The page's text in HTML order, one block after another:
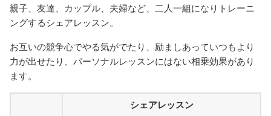
親子、友達、カップル、夫婦など、二人一組になりトレーニ
ングするシェアレッスン。
お互いの競争心でやる気がでたり、励ましあっていつもより
力が出せたり、パーソナルレッスンにはない相乗効果があり
ます。
シェアレッスン